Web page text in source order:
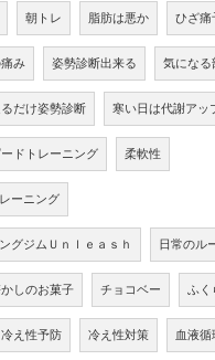
朝トレ 脂肪は悪か ひざ痛
み 姿勢診断出来る 気になる
だけ姿勢診断 寒い日は代謝アッ
ドトレーニング 柔軟性
ーニング
グジムＵｎｌｅａｓｈ 日常のル
しのお菓子 チョコベー ふく
冷え性予防 冷え性対策 血液循